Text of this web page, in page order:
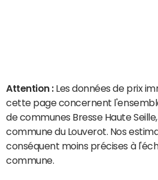
Attention : Les données de prix
cette page concernent
de communes Bresse Haute
commune du Louverot. Nos
conséquent moins précises à
commune.